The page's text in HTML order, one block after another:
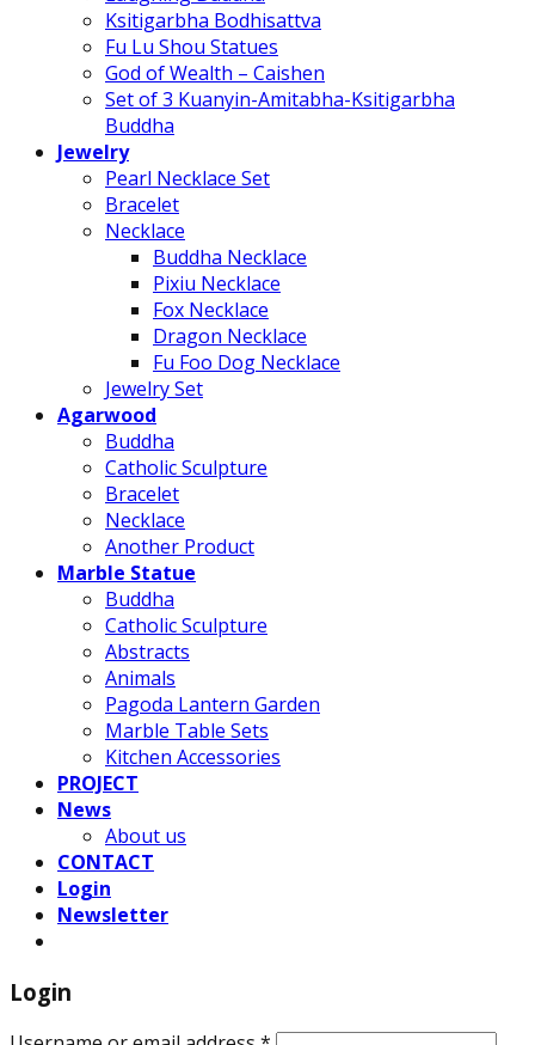
Ksitigarbha Bodhisattva
Fu Lu Shou Statues
God of Wealth – Caishen
Set of 3 Kuanyin-Amitabha-Ksitigarbha
Buddha
Jewelry
Pearl Necklace Set
Bracelet
Necklace
Buddha Necklace
Pixiu Necklace
Fox Necklace
Dragon Necklace
Fu Foo Dog Necklace
Jewelry Set
Agarwood
Buddha
Catholic Sculpture
Bracelet
Necklace
Another Product
Marble Statue
Buddha
Catholic Sculpture
Abstracts
Animals
Pagoda Lantern Garden
Marble Table Sets
Kitchen Accessories
PROJECT
News
About us
CONTACT
Login
Newsletter
Login